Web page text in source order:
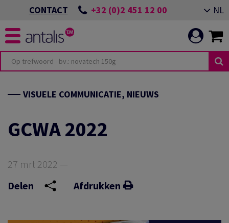
CONTACT +32 (0)2 451 12 00 NL
ONZE
GIESSENS
VISUELE COMMUNICATIE, NIEUWS
GCWA 2022
27 mrt 2022 —
Delen
Afdrukken